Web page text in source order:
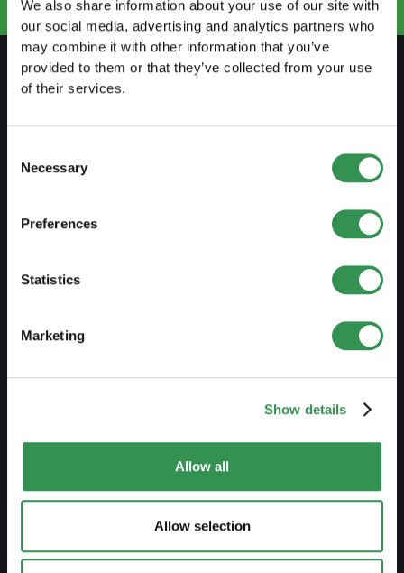
We also share information about your use of our site with
our social media, advertising and analytics partners who
may combine it with other information that you’ve
provided to them or that they’ve collected from your use
of their services.
Selection
Necessary
Preferences
Statistics
Marketing
Show details
Allow all
Allow selection
Businessplan erstellen
Blog
AG gründen
Kollektivgesellschaft gründen
Verein gründen